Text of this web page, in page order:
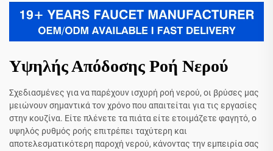
Υψηλής Απόδοσης Ροή Νερού
Σχεδιασμένες για να παρέχουν ισχυρή ροή νερού, οι βρύσες μας
μειώνουν σημαντικά τον χρόνο που απαιτείται για τις εργασίες
στην κουζίνα. Είτε πλένετε τα πιάτα είτε ετοιμάζετε φαγητό, ο
υψηλός ρυθμός ροής επιτρέπει ταχύτερη και
αποτελεσματικότερη παροχή νερού, κάνοντας την εμπειρία σας